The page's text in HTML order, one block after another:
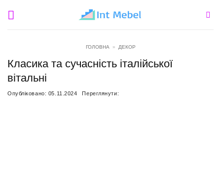
ГОЛОВНА » ДЕКОР
Класика та сучасність італійської
вітальні
Опубліковано: 05.11.2024 Переглянути: